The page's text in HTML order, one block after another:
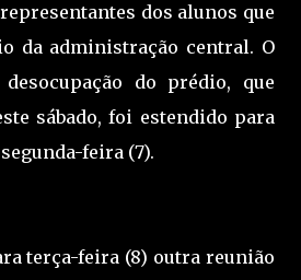
dos alunos que
da administração central. O
do prédio, que
sábado, foi estendido para
feira (7).
terça-feira (8) outra reunião